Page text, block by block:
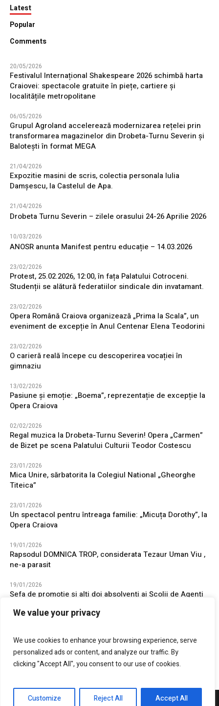
We value your privacy
We use cookies to enhance your browsing experience, serve
personalized ads or content, and analyze our traffic. By
clicking "Accept All", you consent to our use of cookies.
Customize Reject All Accept All
Latest
Popular
Comments
20/05/2026
Festivalul Internațional Shakespeare 2026 schimbă harta
Craiovei: spectacole gratuite în piețe, cartiere și
localitățile metropolitane
06/05/2026
Grupul Agroland accelerează modernizarea rețelei prin
transformarea magazinelor din Drobeta-Turnu Severin și
Balotești în format MEGA
21/04/2026
Expozitie masini de scris, colectia personala Iulia
Damșescu, la Castelul de Apa.
21/04/2026
Drobeta Turnu Severin – zilele orasului 24-26 Aprilie 2026
10/03/2026
ANOSR anunta Manifest pentru educație – 14.03.2026
23/02/2026
Protest, 25.02.2026, 12:00, în fața Palatului Cotroceni.
Studenții se alătură federatiilor sindicale din invatamant.
23/02/2026
Opera Română Craiova organizează „Prima la Scala”, un
eveniment de excepție în Anul Centenar Elena Teodorini
23/02/2026
O carieră reală începe cu descoperirea vocației în
gimnaziu
13/02/2026
Pasiune și emoție: „Boema”, reprezentație de excepție la
Opera Craiova
02/02/2026
Regal muzica la Drobeta-Turnu Severin! Opera „Carmen”
de Bizet pe scena Palatului Culturii Teodor Costescu
23/01/2026
Mica Unire, sărbatorita la Colegiul National „Gheorghe
Titeica”
23/01/2026
Un spectacol pentru întreaga familie: „Micuța Dorothy”, la
Opera Craiova
19/01/2026
Rapsodul DOMNICA TROP, considerata Tezaur Uman Viu ,
ne-a parasit
19/01/2026
Șefa de promoție și alți doi absolvenți ai Școlii de Agenți
cariera în județul Mehedinți
24 Ianuarie, Unirea Principatelor Române, sărbatorită la
Drobeta-Turnu Severin